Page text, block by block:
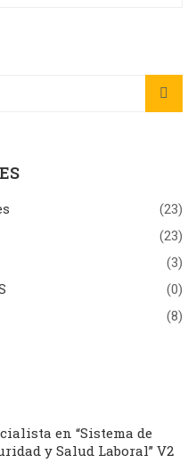
(23)
(23)
(3)
(0)
(8)
en “Sistema de
y Salud Laboral” V2